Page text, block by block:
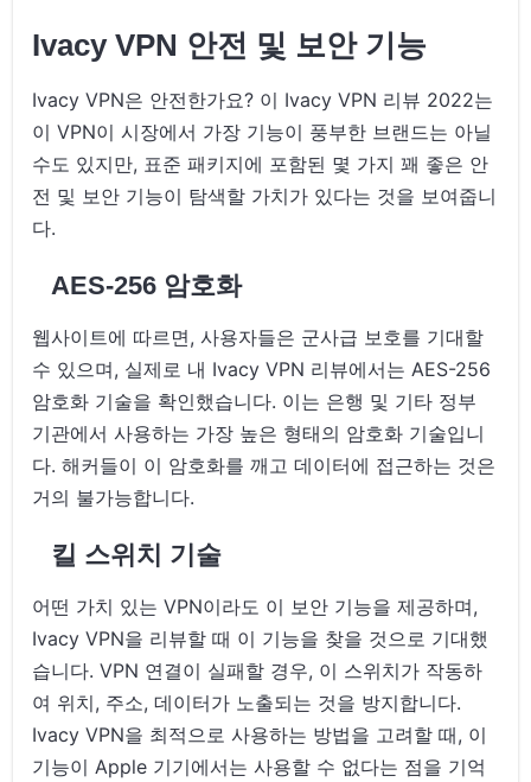
Ivacy VPN 안전 및 보안 기능
Ivacy VPN은 안전한가요? 이 Ivacy VPN 리뷰 2022는
이 VPN이 시장에서 가장 기능이 풍부한 브랜드는 아닐
수도 있지만, 표준 패키지에 포함된 몇 가지 꽤 좋은 안
전 및 보안 기능이 탐색할 가치가 있다는 것을 보여줍니
다.
AES-256 암호화
웹사이트에 따르면, 사용자들은 군사급 보호를 기대할
수 있으며, 실제로 내 Ivacy VPN 리뷰에서는 AES-256
암호화 기술을 확인했습니다. 이는 은행 및 기타 정부
기관에서 사용하는 가장 높은 형태의 암호화 기술입니
다. 해커들이 이 암호화를 깨고 데이터에 접근하는 것은
거의 불가능합니다.
킬 스위치 기술
어떤 가치 있는 VPN이라도 이 보안 기능을 제공하며,
Ivacy VPN을 리뷰할 때 이 기능을 찾을 것으로 기대했
습니다. VPN 연결이 실패할 경우, 이 스위치가 작동하
여 위치, 주소, 데이터가 노출되는 것을 방지합니다.
Ivacy VPN을 최적으로 사용하는 방법을 고려할 때, 이
기능이 Apple 기기에서는 사용할 수 없다는 점을 기억